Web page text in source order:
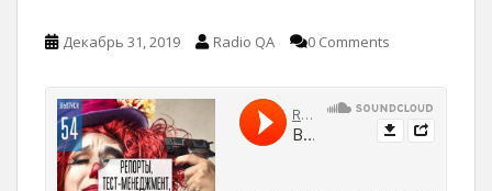
Декабрь 31, 2019 Radio QA 0 Comments